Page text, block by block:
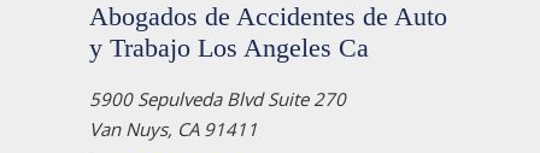
Abogados de Accidentes de Auto
y Trabajo Los Angeles Ca
5900 Sepulveda Blvd Suite 270
Van Nuys, CA 91411